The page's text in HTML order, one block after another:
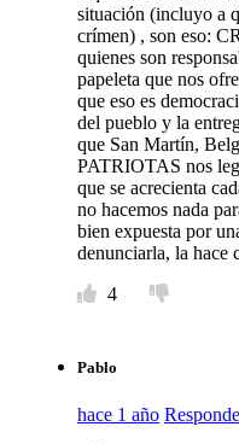
situación (incluyo a
crímen) , son eso:
quienes son
papeleta que nos
que eso es
del pueblo y la
que San Martín,
PATRIOTAS nos
que se acrecienta
no hacemos nada
bien expuesta por
denunciarla, la hace
4
Pablo
hace 1 año